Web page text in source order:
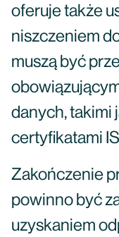
oferuje także
niszczeniem
muszą być
danych, takimi
certyfikatami
Zakończenie
powinno być
uzyskaniem